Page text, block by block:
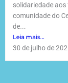
solidariedade
comunidade do
de...
Leia mais...
30 de julho de